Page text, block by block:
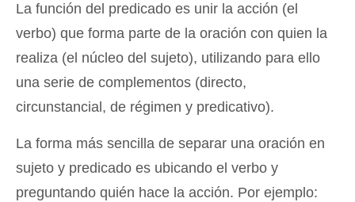
La función del predicado es unir la acción (el
verbo) que forma parte de la oración con quien la
realiza (el núcleo del sujeto), utilizando para ello
una serie de complementos (directo,
circunstancial, de régimen y predicativo).
La forma más sencilla de separar una oración en
sujeto y predicado es ubicando el verbo y
preguntando quién hace la acción. Por ejemplo: